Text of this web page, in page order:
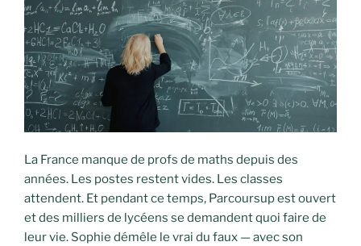
La France manque de profs de maths depuis des
années. Les postes restent vides. Les classes
attendent. Et pendant ce temps, Parcoursup est ouvert
et des milliers de lycéens se demandent quoi faire de
leur vie. Sophie démêle le vrai du faux — avec son